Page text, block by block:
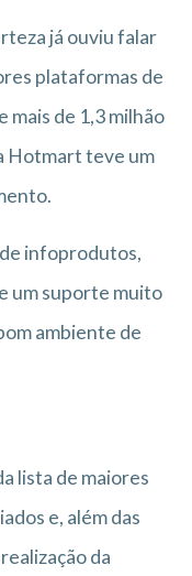
já ouviu falar
plataformas de
mais de 1,3 milhão
Hotmart teve um
infoprodutos,
um suporte muito
ambiente de
lista de maiores
e, além das
da